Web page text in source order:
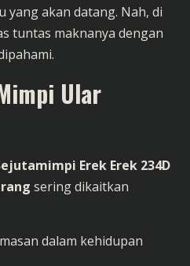
yang akan datang. Nah, di
tuntas maknanya dengan
Ular
Erek Erek 234D
sering dikaitkan
dalam kehidupan